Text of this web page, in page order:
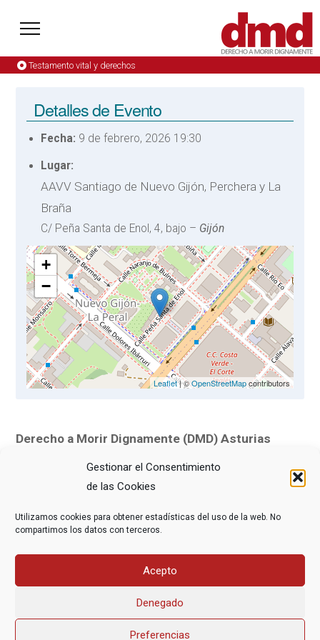
Gestionar el Consentimiento
de las Cookies
Utilizamos cookies para obtener estadísticas del uso de la web. No
compartimos los datos con terceros.
Acepto
Denegado
Preferencias
Testamento vital y derechos
Detalles de Evento
Fecha: 9 de febrero, 2026 19:30
Lugar:
AAVV Santiago de Nuevo Gijón, Perchera y La
Braña
C/ Peña Santa de Enol, 4, bajo – Gijón
+
−
Leaflet| ©OpenStreetMapcontributors
Derecho a Morir Dignamente (DMD) Asturias
organiza un taller sobre Testamento vital y
el lunes9 de febrero
en
Perchera y La Braña, ubicado en la calle Peña Santa
¡Te esperamos!